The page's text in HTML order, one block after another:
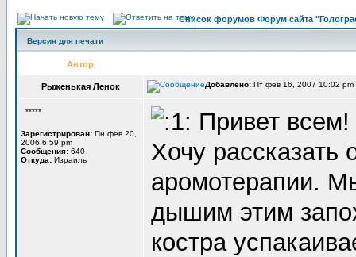
Список форумов Форум сайта
Версия для печати
Автор
Рыженькая Ленок Добавлено: Пт фев 16, 2007 10:02
*****
Зарегистрирован: Пн фев 20,
2006 6:59 pm
Сообщения: 640
Откуда: Израиль
Привет всем!
Хочу рассказать
аромотерапии.
дышим этим
костра